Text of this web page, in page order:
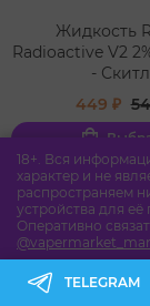
18+. Вся
характер и не
распространяем
устройства для
Оперативно
Жидкость
Radioactive V2
-
449 ₽
TELEGRAM